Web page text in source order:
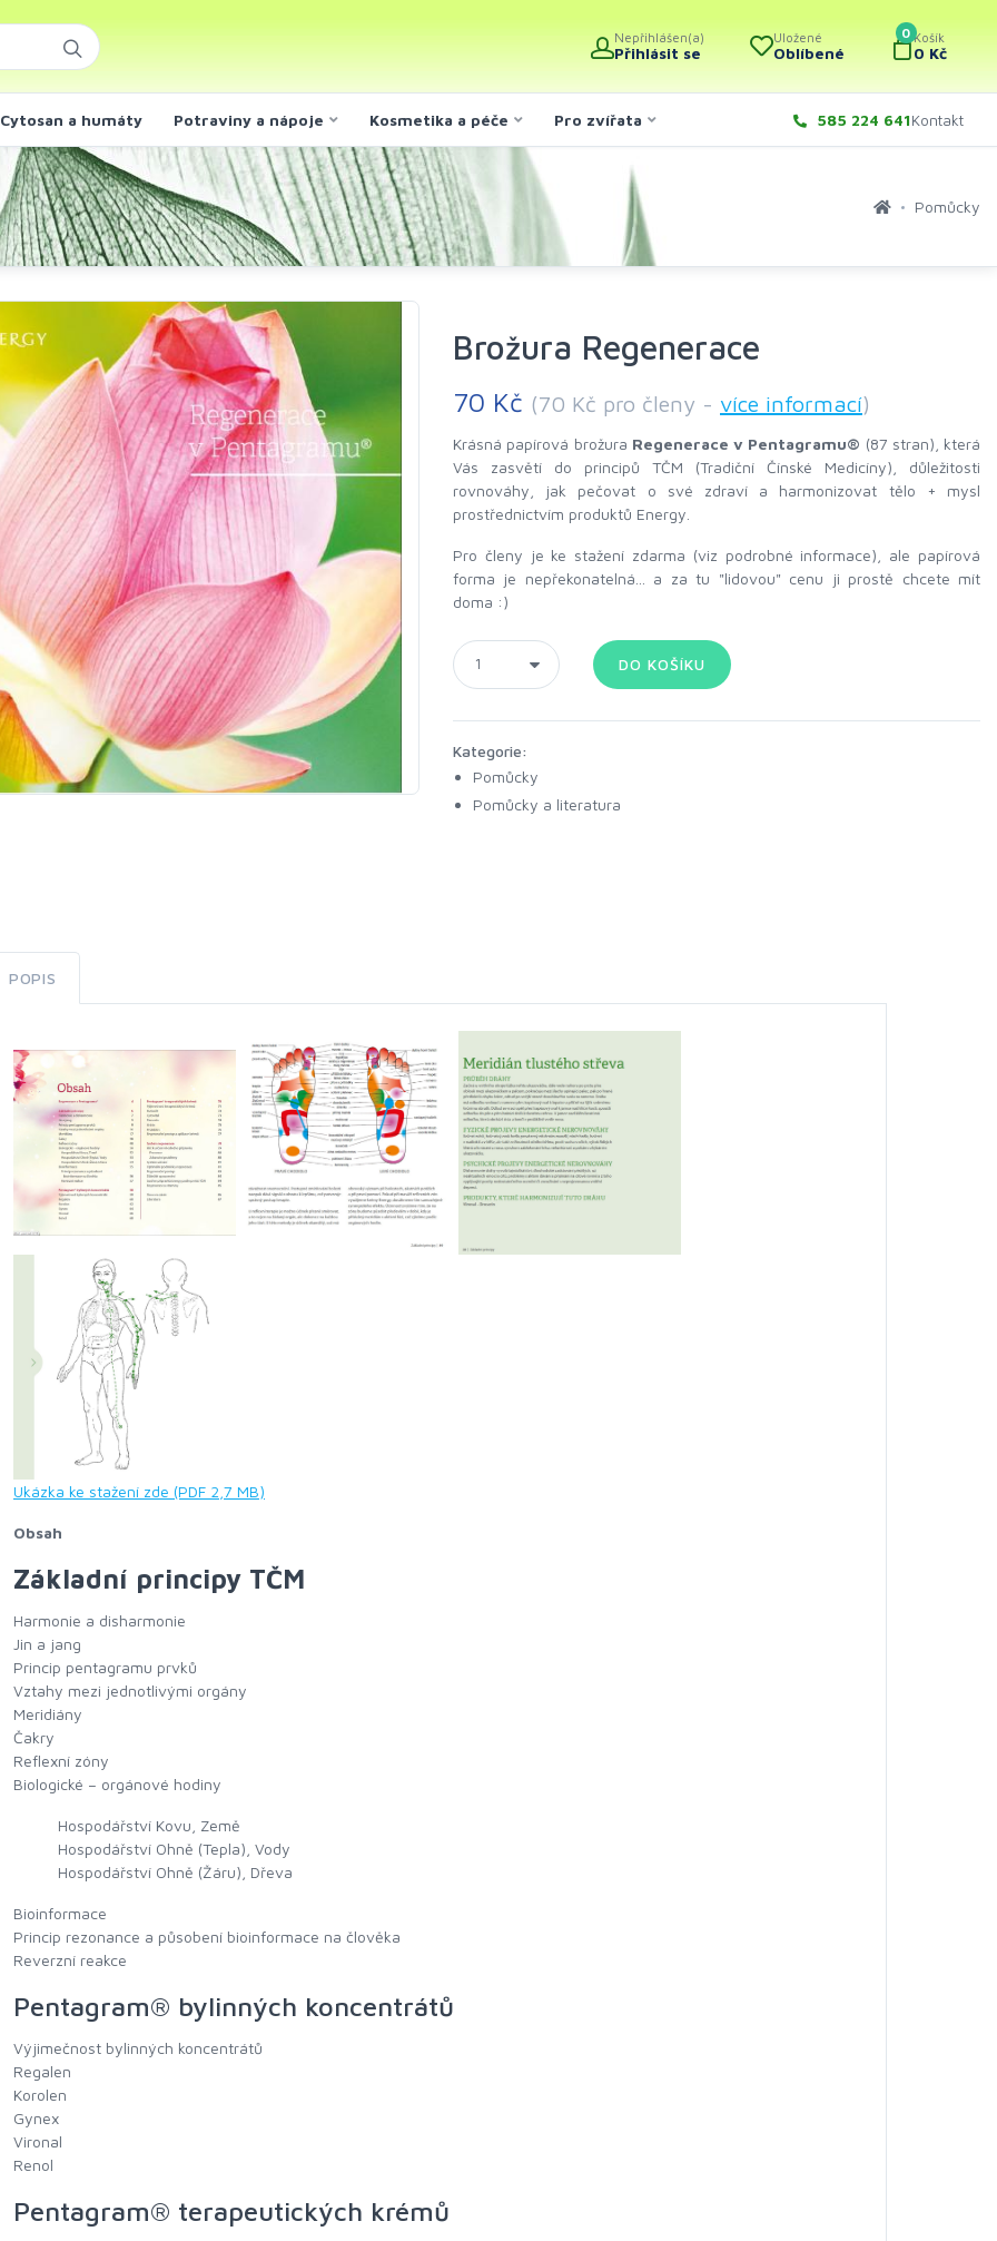
Nepřihlášen(a)
Přihlásit se
Uložené
Oblíbené
0 Košík
0 Kč
Cytosan a humáty Potraviny a nápoje Kosmetika a péče Pro zvířata 585 224 641Kontakt
Pomůcky
Brožura Regenerace
70 Kč (70 Kč pro členy - více informací)
Krásná papírová brožura Regenerace v Pentagramu® (87 stran), která
Vás zasvětí do principů TČM (Tradiční Čínské Medicíny), důležitosti
rovnováhy, jak pečovat o své zdraví a harmonizovat tělo + mysl
prostřednictvím produktů Energy.
Pro členy je ke stažení zdarma (viz podrobné informace), ale papírová
forma je nepřekonatelná... a za tu "lidovou" cenu ji prostě chcete mít
doma :)
Kategorie:
Pomůcky
Pomůcky a literatura
POPIS
Ukázka ke stažení zde (PDF 2,7 MB)
Obsah
Základní principy TČM
Harmonie a disharmonie
Jin a jang
Princip pentagramu prvků
Vztahy mezi jednotlivými orgány
Meridiány
Čakry
Reflexní zóny
Biologické – orgánové hodiny
Hospodářství Kovu, Země
Hospodářství Ohně (Tepla), Vody
Hospodářství Ohně (Žáru), Dřeva
Bioinformace
Princip rezonance a působení bioinformace na člověka
Reverzní reakce
Pentagram® bylinných koncentrátů
Výjimečnost bylinných koncentrátů
Regalen
Korolen
Gynex
Vironal
Renol
Pentagram® terapeutických krémů